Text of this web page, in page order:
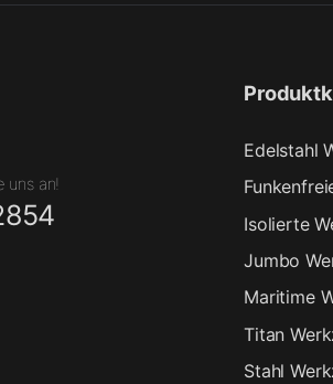
uns an!
Edelstahl
Isolierte
Jumbo
Maritime
Titan
Stahl